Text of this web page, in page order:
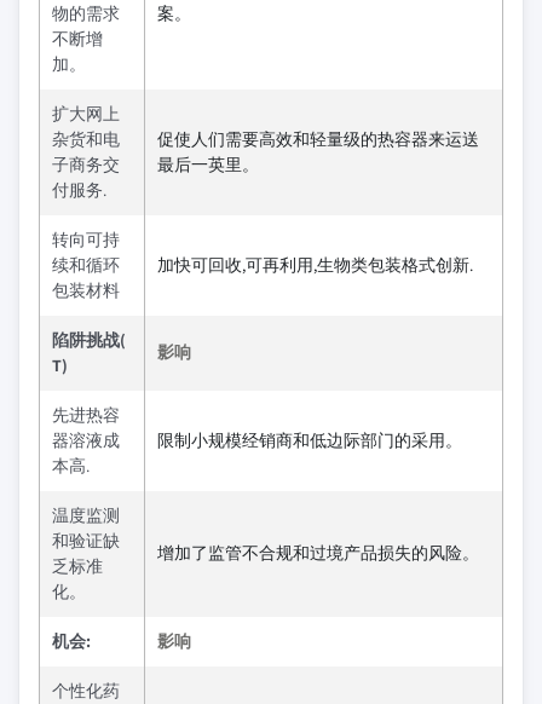
物的需求
不断增
加。
案。
扩大网上
杂货和电
子商务交
付服务.
促使人们需要高效和轻量级的热容器来运送
最后一英里。
转向可持
续和循环
包装材料
加快可回收,可再利用,生物类包装格式创新.
陷阱挑战(
T)
影响
先进热容
器溶液成
本高.
限制小规模经销商和低边际部门的采用。
温度监测
和验证缺
乏标准
化。
增加了监管不合规和过境产品损失的风险。
机会: 影响
个性化药